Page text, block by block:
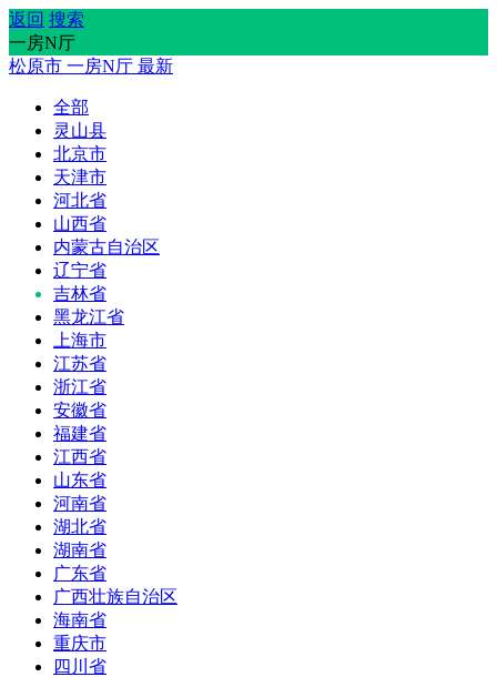
返回 搜索
一房N厅
松原市 一房N厅 最新
全部
灵山县
北京市
天津市
河北省
山西省
内蒙古自治区
辽宁省
吉林省
黑龙江省
上海市
江苏省
浙江省
安徽省
福建省
江西省
山东省
河南省
湖北省
湖南省
广东省
广西壮族自治区
海南省
重庆市
四川省